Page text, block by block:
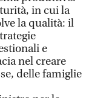
in cui la
la qualità: il
e
nel creare
delle famiglie